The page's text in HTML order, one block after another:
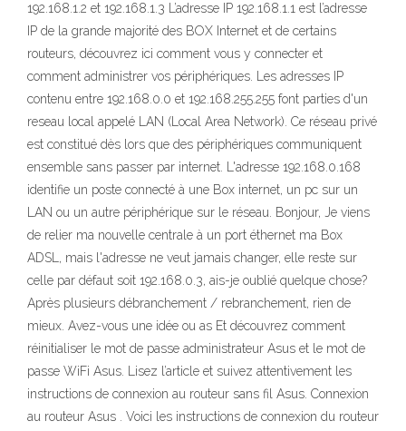
192.168.1.2 et 192.168.1.3 L’adresse IP 192.168.1.1 est l’adresse
IP de la grande majorité des BOX Internet et de certains
routeurs, découvrez ici comment vous y connecter et
comment administrer vos périphériques. Les adresses IP
contenu entre 192.168.0.0 et 192.168.255.255 font parties d'un
reseau local appelé LAN (Local Area Network). Ce réseau privé
est constitué dès lors que des périphériques communiquent
ensemble sans passer par internet. L'adresse 192.168.0.168
identifie un poste connecté à une Box internet, un pc sur un
LAN ou un autre périphérique sur le réseau. Bonjour, Je viens
de relier ma nouvelle centrale à un port éthernet ma Box
ADSL, mais l'adresse ne veut jamais changer, elle reste sur
celle par défaut soit 192.168.0.3, ais-je oublié quelque chose?
Après plusieurs débranchement / rebranchement, rien de
mieux. Avez-vous une idée ou as Et découvrez comment
réinitialiser le mot de passe administrateur Asus et le mot de
passe WiFi Asus. Lisez l’article et suivez attentivement les
instructions de connexion au routeur sans fil Asus. Connexion
au routeur Asus . Voici les instructions de connexion du routeur